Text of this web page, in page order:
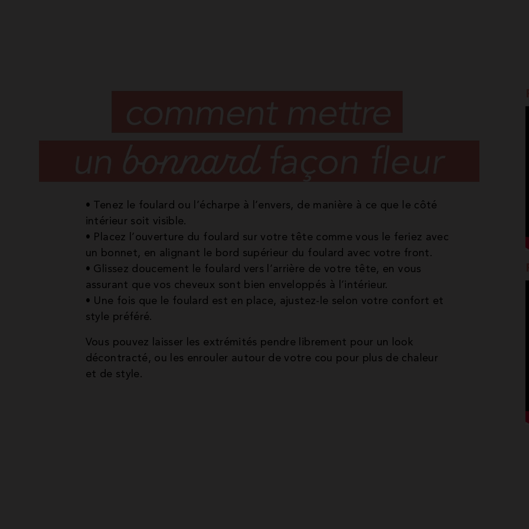
• Tenez le foulard ou l’écharpe à l’envers, de manière à ce que le côté
intérieur soit visible.
• Placez l’ouverture du foulard sur votre tête comme vous le feriez avec
un bonnet, en alignant le bord supérieur du foulard avec votre front.
• Glissez doucement le foulard vers l’arrière de votre tête, en vous
assurant que vos cheveux sont bien enveloppés à l’intérieur.
• Une fois que le foulard est en place, ajustez-le selon votre confort et
style préféré.
Vous pouvez laisser les extrémités pendre librement pour un look
décontracté, ou les enrouler autour de votre cou pour plus de chaleur
et de style.